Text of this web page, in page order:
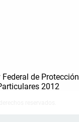
de Protección
2012